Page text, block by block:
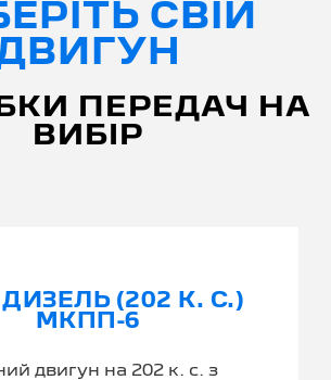
СВІЙ
ПЕРЕДАЧ НА
ВИБІР
ДИЗЕЛЬ (202 К. С.)
МКПП-6
двигун на 202 к. с. з